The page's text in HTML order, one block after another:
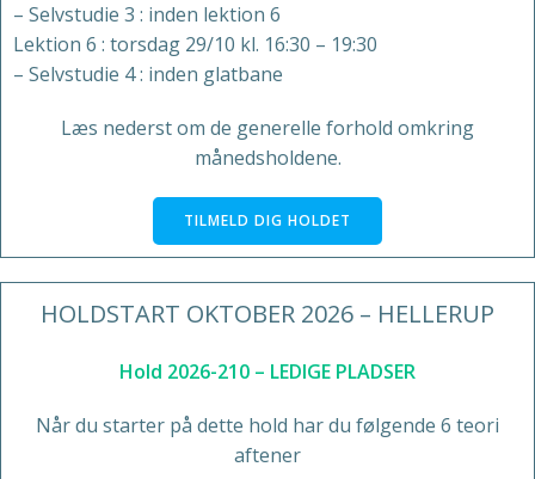
– Selvstudie 3 : inden lektion 6
Lektion 6 : torsdag 29/10 kl. 16:30 – 19:30
– Selvstudie 4 : inden glatbane
Læs nederst om de generelle forhold omkring
månedsholdene.
TILMELD DIG HOLDET
HOLDSTART OKTOBER 2026 – HELLERUP
Hold 2026-210 – LEDIGE PLADSER
Når du starter på dette hold har du følgende 6 teori
aftener